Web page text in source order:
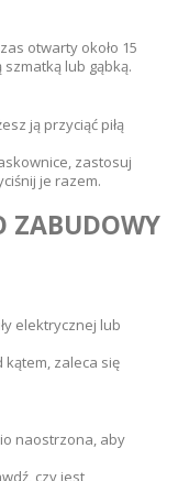
otwarty około 15
lub gąbką.
ją przyciąć piłą
zastosuj
je razem.
ZABUDOWY
elektrycznej lub
kątem, zaleca się
naostrzona, aby
czy jest